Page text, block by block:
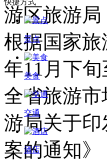
快捷方式
景点
美食
交通
酒店
游区旅游局
根据国家旅
年11月下
全省旅游
游局关于
案的通知》